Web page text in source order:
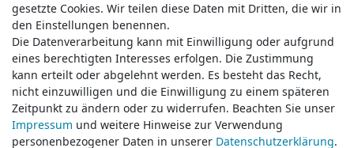
Service & Kontakt
Wünschen Sie einen Rückruf?
service@klamato.de
Schreiben Sie uns:
gesetzte Cookies. Wir teilen diese Daten mit Dritten, die wir in
den Einstellungen benennen.
Die Datenverarbeitung kann mit Einwilligung oder aufgrund
eines berechtigten Interesses erfolgen. Die Zustimmung
kann erteilt oder abgelehnt werden. Es besteht das Recht,
nicht einzuwilligen und die Einwilligung zu einem späteren
Zeitpunkt zu ändern oder zu widerrufen. Beachten Sie unser
Impressum und weitere Hinweise zur Verwendung
personenbezogener Daten in unserer Daten­schutz­erklärung.
gesetzte Cookies. Wir teilen diese Daten mit Dritten, die wir in
den Einstellungen benennen.
Die Datenverarbeitung kann mit Einwilligung oder aufgrund
eines berechtigten Interesses erfolgen. Die Zustimmung
kann erteilt oder abgelehnt werden. Es besteht das Recht,
nicht einzuwilligen und die Einwilligung zu einem späteren
Zeitpunkt zu ändern oder zu widerrufen. Beachten Sie unser
Impressum und weitere Hinweise zur Verwendung
personenbezogener Daten in unserer Daten­schutz­erklärung.